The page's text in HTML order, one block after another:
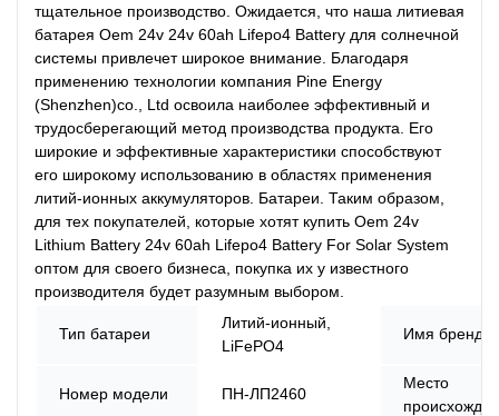
тщательное производство. Ожидается, что наша литиевая
батарея Oem 24v 24v 60ah Lifepo4 Battery для солнечной
системы привлечет широкое внимание. Благодаря
применению технологии компания Pine Energy
(Shenzhen)co., Ltd освоила наиболее эффективный и
трудосберегающий метод производства продукта. Его
широкие и эффективные характеристики способствуют
его широкому использованию в областях применения
литий-ионных аккумуляторов. Батареи. Таким образом,
для тех покупателей, которые хотят купить Oem 24v
Lithium Battery 24v 60ah Lifepo4 Battery For Solar System
оптом для своего бизнеса, покупка их у известного
производителя будет разумным выбором.
Тип батареи
Литий-ионный,
LiFePO4
Имя бренда
Номер модели ПН-ЛП2460
Место